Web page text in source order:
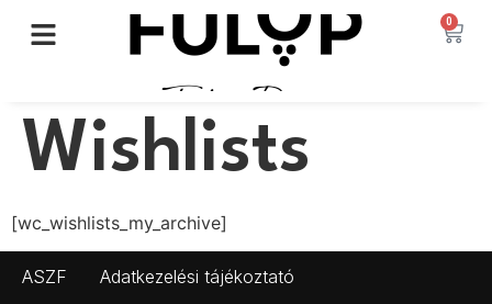
0
Wishlists
[wc_wishlists_my_archive]
ASZF Adatkezelési tájékoztató